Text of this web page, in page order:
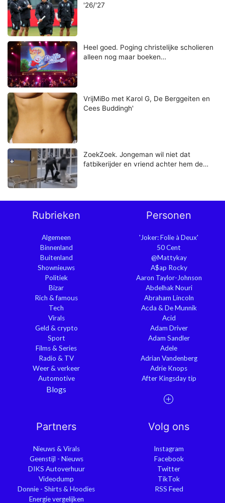
'26/'27
Heel goed. Poging christelijke scholieren
alleen nog maar boeken…
VrijMiBo met Karol G, De Berggeiten en
Cees Buddingh'
ZoekZoek. Jongeman wil niet dat
fatbikerijder en vriend achter hem de…
Rubrieken
Algemeen
Binnenland
Buitenland
Shownieuws
Politiek
Bizar
Rich & famous
Tech
Virals
Geld & crypto
Sport
Films & Series
Radio & TV
Weer & verkeer
Automotive
Blogs
Personen
'Joker: Folie à Deux'
50 Cent
@Mattykay
A$ap Rocky
Aaron Taylor-Johnson
Abdelhak Nouri
Abraham Lincoln
Acda & De Munnik
Acid
Adam Driver
Adam Sandler
Adele
Adrian Vandenberg
Adrie Knops
After Kingsday tip
Partners
Nieuws & Virals
Geenstijl - Nieuws
DIKS Autoverhuur
Videodump
Donnie - Shirts & Hoodies
Energie vergelijken
Volg ons
Instagram
Facebook
Twitter
TikTok
RSS Feed